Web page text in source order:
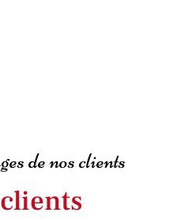
de nos clients